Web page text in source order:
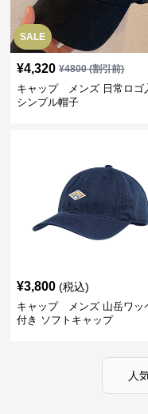
SALE
¥4,320 ¥4800(割引前)
キャップ メンズ 日常ロゴ
シンプル帽子
¥3,800 (税込)
キャップ メンズ 山岳ワッ
付き ソフトキャップ
人